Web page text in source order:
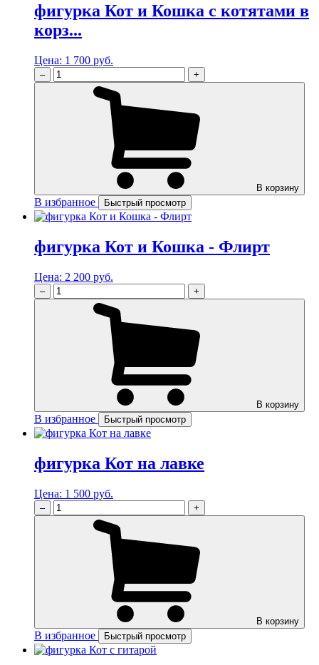
фигурка Кот и Кошка с котятами в
корз...
Цена: 1 700 руб.
– +
В корзину
В избранное Быстрый просмотр
фигурка Кот и Кошка - Флирт
Цена: 2 200 руб.
– +
В корзину
В избранное Быстрый просмотр
фигурка Кот на лавке
Цена: 1 500 руб.
– +
В корзину
В избранное Быстрый просмотр